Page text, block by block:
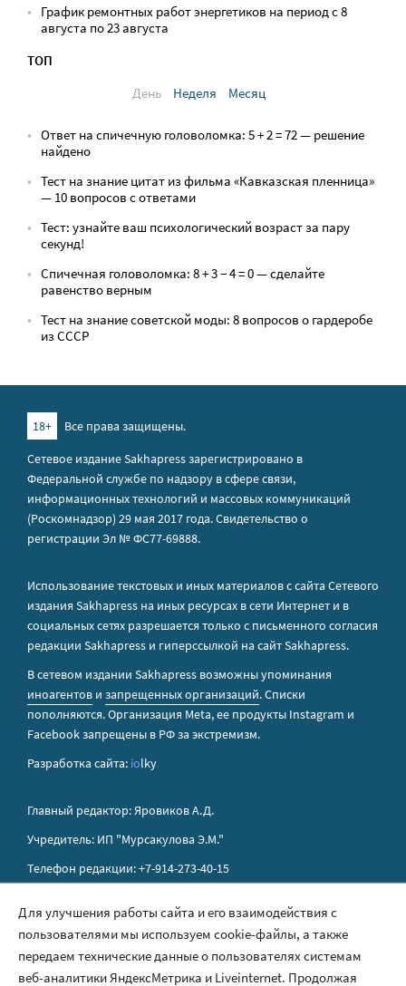
График ремонтных работ энергетиков на период с 8
августа по 23 августа
ТОП
День
Неделя Месяц
Ответ на спичечную головоломка: 5 + 2 = 72 — решение
найдено
Тест на знание цитат из фильма «Кавказская пленница»
— 10 вопросов с ответами
Тест: узнайте ваш психологический возраст за пару
секунд!
Спичечная головоломка: 8 + 3 − 4 = 0 — сделайте
равенство верным
Тест на знание советской моды: 8 вопросов о гардеробе
из СССР
18+
Все права защищены.
Сетевое издание Sakhapress зарегистрировано в
Федеральной службе по надзору в сфере связи,
информационных технологий и массовых коммуникаций
(Роскомнадзор) 29 мая 2017 года. Свидетельство о
регистрации Эл № ФС77-69888.
Использование текстовых и иных материалов с сайта Сетевого
издания Sakhapress на иных ресурсах в сети Интернет и в
социальных сетях разрешается только с письменного согласия
редакции Sakhapress и гиперссылкой на сайт Sakhapress.
В сетевом издании Sakhapress возможны упоминания
иноагентов и запрещенных организаций. Списки
пополняются. Организация Metа, ее продукты Instagram и
Facebook запрещены в РФ за экстремизм.
Разработка сайта: iolky
Главный редактор: Яровиков А.Д.
Учредитель: ИП "Мурсакулова Э.М."
Телефон редакции: +7-914-273-40-15
Правила сайта
Политика обработки персональных данных
Для улучшения работы сайта и его взаимодействия с
пользователями мы используем cookie-файлы, а также
передаем технические данные о пользователях системам
веб-аналитики ЯндексМетрика и Liveinternet. Продолжая